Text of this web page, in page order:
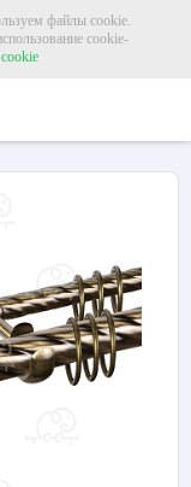
файлы cookie.
cookie-
Ø25К/16К